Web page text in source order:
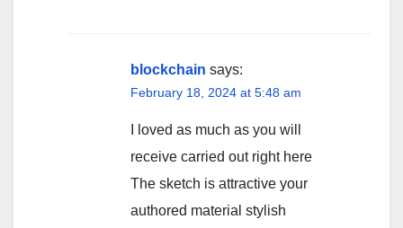
blockchain says:
February 18, 2024 at 5:48 am
I loved as much as you will
receive carried out right here
The sketch is attractive your
authored material stylish